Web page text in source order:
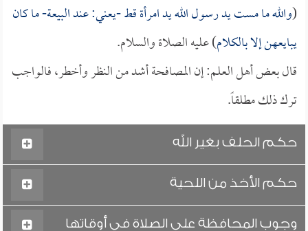
(والله ما مست يد رسول الله يد امرأة قط -يعني: عند البيعة- ما كان
يبايعهن إلا بالكلام) عليه الصلاة والسلام.
قال بعض أهل العلم: إن المصافحة أشد من النظر وأخطر، فالواجب
ترك ذلك مطلقاً.
حكم الحلف بغير الله
حكم الأخذ من اللحية
وجوب المحافظة على الصلاة في أوقاتها